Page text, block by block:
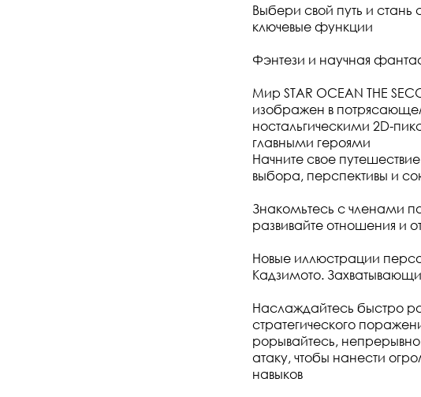
Выбери свой путь и
ключевые функции
Фэнтези и научная
Мир STAR OCEAN THE
изображен в
ностальгическими 2D-
главными героями
Начните свое
выбора, перспективы и
Знакомьтесь с членами
развивайте отношения и
Новые иллюстрации
Кадзимото.
Наслаждайтесь быстро
стратегического
рорывайтесь,
атаку, чтобы нанести
навыков